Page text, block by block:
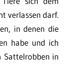
verlassen darf.
in denen die
habe und ich
Sattelrobben in